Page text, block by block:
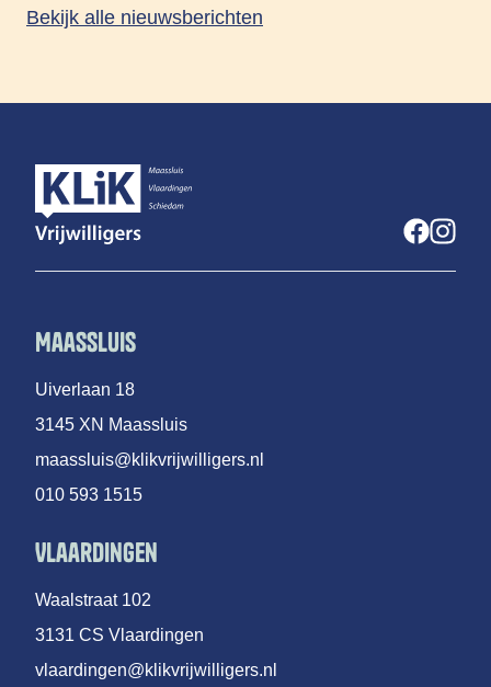
Bekijk alle nieuwsberichten
Maassluis
Uiverlaan 18
3145 XN Maassluis
maassluis@klikvrijwilligers.nl
010 593 1515
Vlaardingen
Waalstraat 102
3131 CS Vlaardingen
vlaardingen@klikvrijwilligers.nl